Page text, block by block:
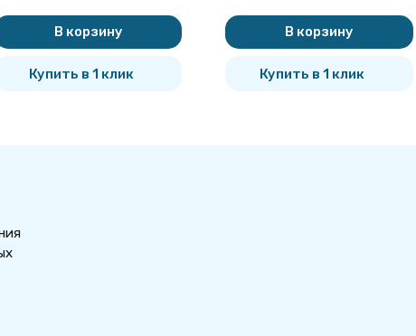
В корзину
Купить в 1 клик
В корзину
Купить в 1 клик